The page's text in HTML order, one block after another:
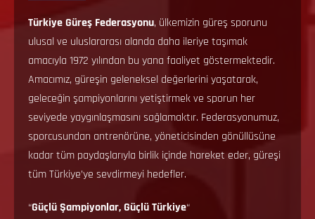
Türkiye Güreş Federasyonu, ülkemizin güreş sporunu
ulusal ve uluslararası alanda daha ileriye taşımak
amacıyla 1972 yılından bu yana faaliyet göstermektedir.
Amacımız, güreşin geleneksel değerlerini yaşatarak,
geleceğin şampiyonlarını yetiştirmek ve sporun her
seviyede yaygınlaşmasını sağlamaktır. Federasyonumuz,
sporcusundan antrenörüne, yöneticisinden gönüllüsüne
kadar tüm paydaşlarıyla birlik içinde hareket eder, güreşi
tüm Türkiye’ye sevdirmeyi hedefler.
“Güçlü Şampiyonlar, Güçlü Türkiye“